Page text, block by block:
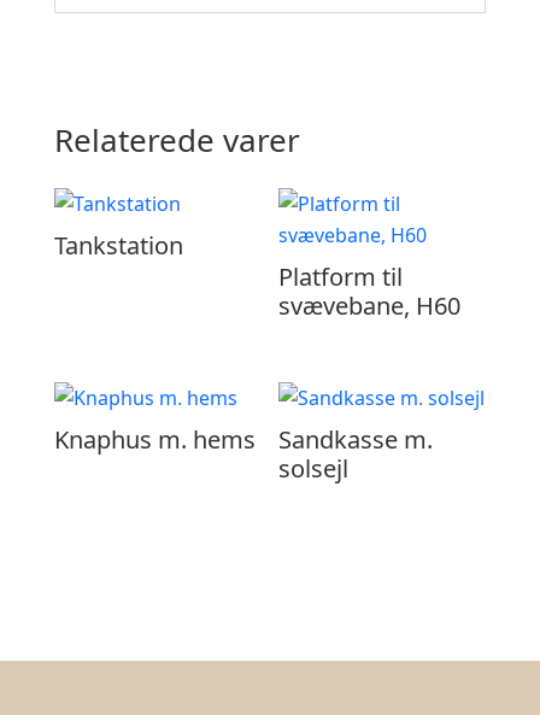
Relaterede varer
Tankstation
Platform til
svævebane, H60
Knaphus m. hems
Sandkasse m.
solsejl